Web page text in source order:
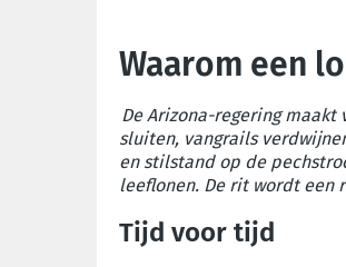
Waarom een
De Arizona-regering
sluiten, vangrails
en stilstand op de
leeflonen. De rit wordt een
Tijd voor tijd